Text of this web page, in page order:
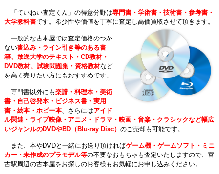
「ていねい査定くん」の得意分野は専門書・学術書・技術書・参考書・
大学教科書です。希少性や価値を丁寧に査定し高価買取させて頂きます。
一般的な古本屋では査定価格のつか
ない書込み・ライン引き等のある書
籍、放送大学のテキスト・CD教材・
DVD教材、試験問題集・資格教材など
を高く売りたい方にもおすすめです。
専門書以外にも楽譜・料理本・美術
書・自己啓発本・ビジネス書・実用
書・絵本・ホビー本、さらにはアイド
ル関連・ライブ映像・アニメ・ドラマ・映画・音楽・クラシックなど幅広
いジャンルのDVDやBD（Blu-ray Disc） のご売却も可能です。
また、本やDVDと一緒にお送り頂ければゲーム機・ゲームソフト・ミニ
カー・未作成のプラモデル等の不要なおもちゃも査定いたしますので、宮
古駅周辺の古本屋をお探しのお客様もお気軽にお申し込みください。